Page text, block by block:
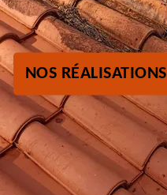
NOS RÉALISATIONS